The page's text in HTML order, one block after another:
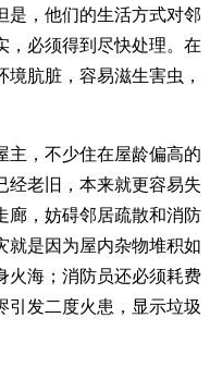
是，他们的生活方式对邻
，必须得到尽快处理。在
肮脏，容易滋生害虫，
主，不少住在屋龄偏高的
经老旧，本来就更容易失
廊，妨碍邻居疏散和消防
就是因为屋内杂物堆积如
火海；消防员还必须耗费
引发二度火患，显示垃圾